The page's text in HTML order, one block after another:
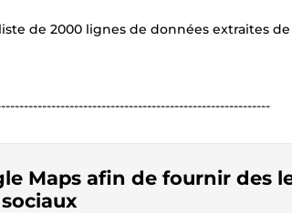
de 2000 lignes de données extraites
Maps afin de fournir des